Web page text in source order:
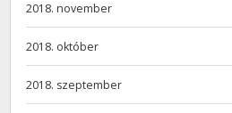
2018. november
2018. október
2018. szeptember